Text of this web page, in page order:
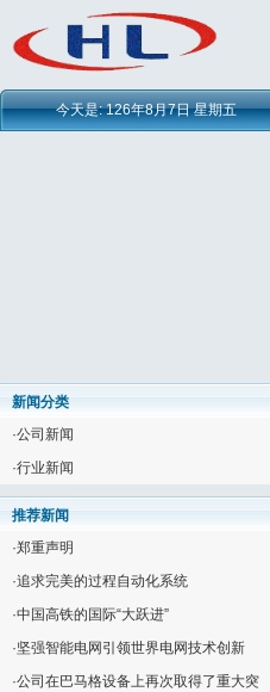
今天是:126年8月7日 星期五
新闻分类
·公司新闻
·行业新闻
推荐新闻
·郑重声明
·追求完美的过程自动化系统
·中国高铁的国际“大跃进”
·坚强智能电网引领世界电网技术创新
·公司在巴马格设备上再次取得了重大突